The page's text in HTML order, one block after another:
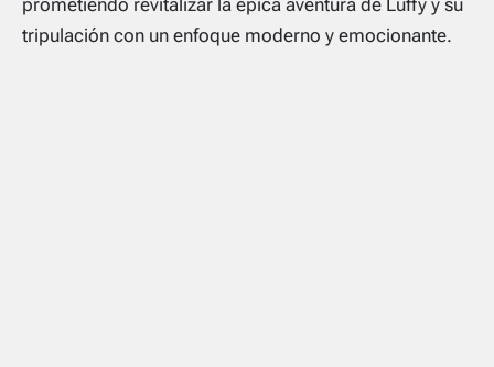
prometiendo revitalizar la épica aventura de Luffy y su
tripulación con un enfoque moderno y emocionante.